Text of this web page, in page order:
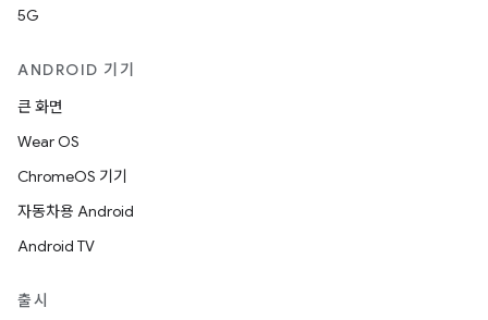
5G
ANDROID 기기
큰 화면
Wear OS
ChromeOS 기기
자동차용 Android
Android TV
출시